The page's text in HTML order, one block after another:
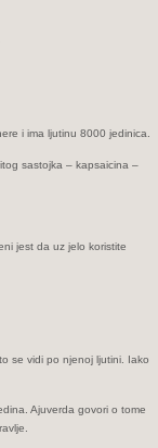
i ima ljutinu 8000 jedinica.
sastojka – kapsaicina –
jest da uz jelo koristite
se vidi po njenoj ljutini. Iako
Ajuverda govori o tome